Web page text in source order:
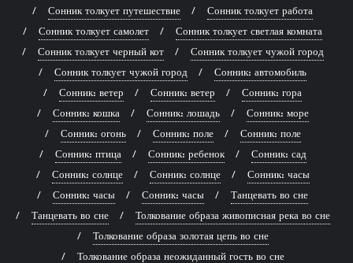
Сонник толкует путешествие
Сонник толкует работа
Сонник толкует самолет
Сонник толкует светлая комната
Сонник толкует черный кот
Сонник толкует чужой город
Сонник толкует чужой город
Сонник: автомобиль
Сонник: ветер
Сонник: ветер
Сонник: гора
Сонник: кошка
Сонник: лошадь
Сонник: море
Сонник: огонь
Сонник: поле
Сонник: поле
Сонник: птица
Сонник: ребенок
Сонник: сад
Сонник: солнце
Сонник: солнце
Сонник: часы
Сонник: часы
Сонник: часы
Танцевать во сне
Танцевать во сне
Толкование образа живописная река во сне
Толкование образа золотая цепь во сне
Толкование образа неожиданный гость во сне